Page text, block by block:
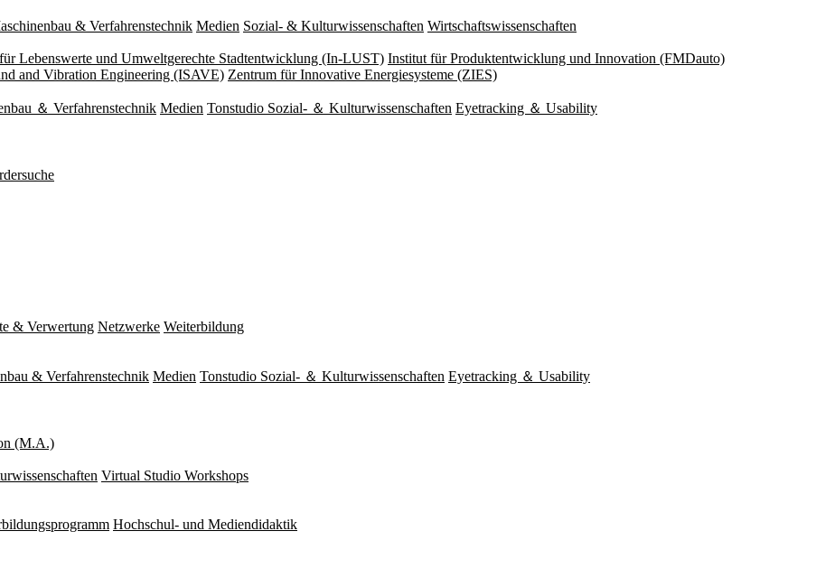
& Verfahrenstechnik Medien Sozial- & Kulturwissenschaften Wirtschaftswissenschaften
Lebenswerte und Umweltgerechte Stadtentwicklung (In-LUST) Institut für Produktentwicklung und Innovation (FMDauto)
and Vibration Engineering (ISAVE) Zentrum für Innovative Energiesysteme (ZIES)
＆ Verfahrenstechnik Medien Tonstudio Sozial- ＆ Kulturwissenschaften Eyetracking ＆ Usability
& Verwertung Netzwerke Weiterbildung
& Verfahrenstechnik Medien Tonstudio Sozial- ＆ Kulturwissenschaften Eyetracking ＆ Usability
(M.A.)
Virtual Studio Workshops
Hochschul- und Mediendidaktik